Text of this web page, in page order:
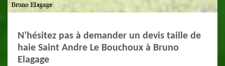
N’hésitez pas à demander un devis taille de
haie Saint Andre Le Bouchoux à Bruno
Elagage